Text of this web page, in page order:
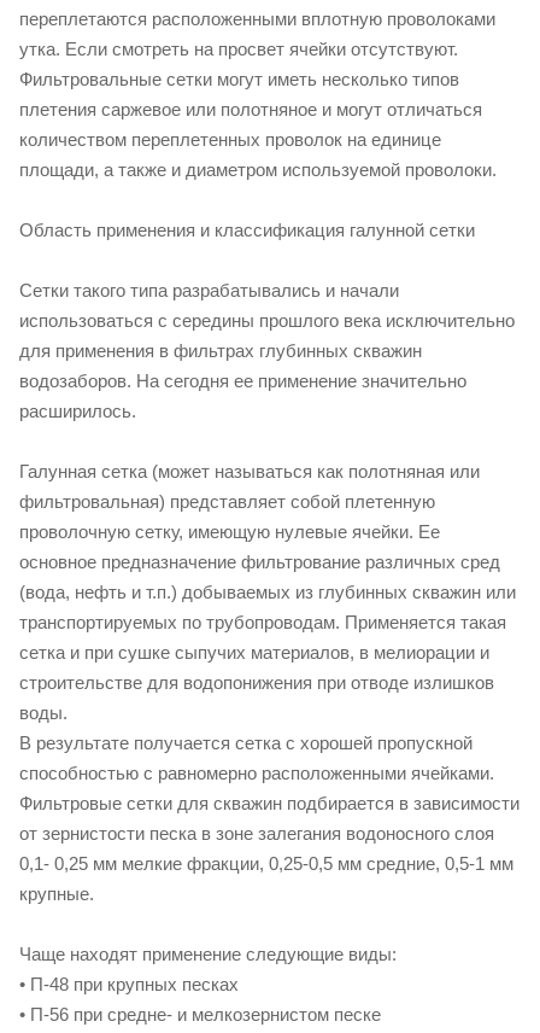
переплетаются расположенными вплотную проволоками
утка. Если смотреть на просвет ячейки отсутствуют.
Фильтровальные сетки могут иметь несколько типов
плетения саржевое или полотняное и могут отличаться
количеством переплетенных проволок на единице
площади, а также и диаметром используемой проволоки.
Область применения и классификация галунной сетки
Сетки такого типа разрабатывались и начали
использоваться с середины прошлого века исключительно
для применения в фильтрах глубинных скважин
водозаборов. На сегодня ее применение значительно
расширилось.
Галунная сетка (может называться как полотняная или
фильтровальная) представляет собой плетенную
проволочную сетку, имеющую нулевые ячейки. Ее
основное предназначение фильтрование различных сред
(вода, нефть и т.п.) добываемых из глубинных скважин или
транспортируемых по трубопроводам. Применяется такая
сетка и при сушке сыпучих материалов, в мелиорации и
строительстве для водопонижения при отводе излишков
воды.
В результате получается сетка с хорошей пропускной
способностью с равномерно расположенными ячейками.
Фильтровые сетки для скважин подбирается в зависимости
от зернистости песка в зоне залегания водоносного слоя
0,1- 0,25 мм мелкие фракции, 0,25-0,5 мм средние, 0,5-1 мм
крупные.
Чаще находят применение следующие виды:
• П-48 при крупных песках
• П-56 при средне- и мелкозернистом песке